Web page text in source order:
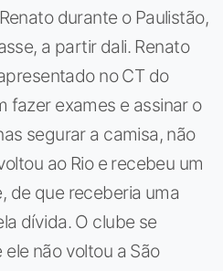
durante o Paulistão,
a partir dali. Renato
no CT do
fazer exames e assinar o
segurar a camisa, não
ao Rio e recebeu um
de que receberia uma
dívida. O clube se
não voltou a São